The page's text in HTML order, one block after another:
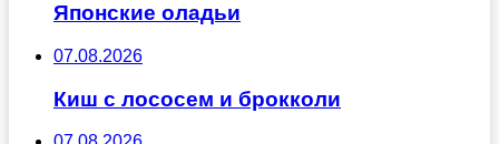
Японские оладьи
07.08.2026
Киш с лососем и брокколи